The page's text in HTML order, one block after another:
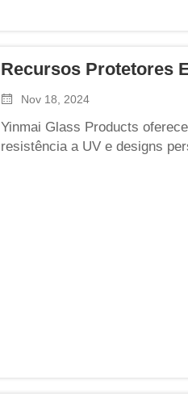
Recursos Protetores
Nov 18, 2024
Yinmai Glass Products
resistência a UV e designs